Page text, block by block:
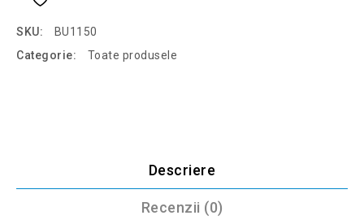
SKU:
BU1150
Categorie:
Toate produsele
Descriere
Recenzii (0)